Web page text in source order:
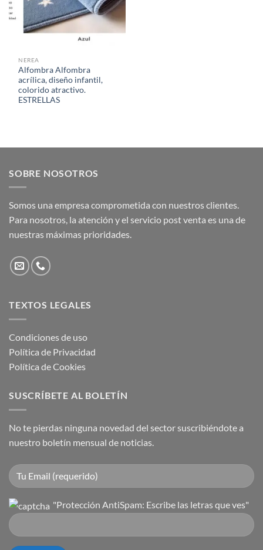
NEREA
Alfombra Alfombra
acrílica, diseño infantil,
colorido atractivo.
ESTRELLAS
SOBRE NOSOTROS
Somos una empresa comprometida con nuestros clientes.
Para nosotros, la atención y el servicio post venta es una de
nuestras máximas prioridades.
TEXTOS LEGALES
Condiciones de uso
Política de Privacidad
Política de Cookies
SUSCRÍBETE AL BOLETÍN
No te pierdas ninguna novedad del sector suscribiéndote a
nuestro boletín mensual de noticias.
"Protección AntiSpam: Escribe las letras que ves"